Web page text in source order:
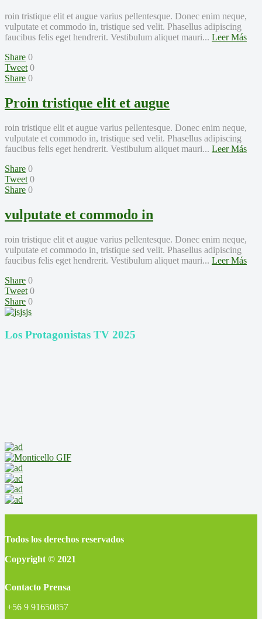
roin tristique elit et augue varius pellentesque. Donec enim neque,
vulputate et commodo in, tristique sed velit. Phasellus adipiscing
faucibus felis eget hendrerit. Vestibulum aliquet mauri... Leer Más
Share 0
Tweet 0
Share 0
Proin tristique elit et augue
roin tristique elit et augue varius pellentesque. Donec enim neque,
vulputate et commodo in, tristique sed velit. Phasellus adipiscing
faucibus felis eget hendrerit. Vestibulum aliquet mauri... Leer Más
Share 0
Tweet 0
Share 0
vulputate et commodo in
roin tristique elit et augue varius pellentesque. Donec enim neque,
vulputate et commodo in, tristique sed velit. Phasellus adipiscing
faucibus felis eget hendrerit. Vestibulum aliquet mauri... Leer Más
Share 0
Tweet 0
Share 0
Los Protagonistas TV 2025
Todos los derechos reservados
Copyright © 2021
Contacto Prensa
+56 9 91650857